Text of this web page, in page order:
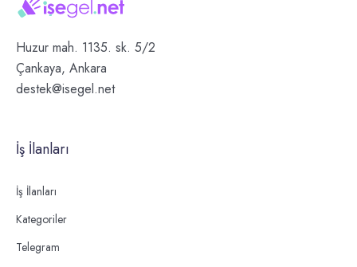
Huzur mah. 1135. sk. 5/2
Çankaya, Ankara
destek@isegel.net
İş İlanları
İş İlanları
Kategoriler
Telegram